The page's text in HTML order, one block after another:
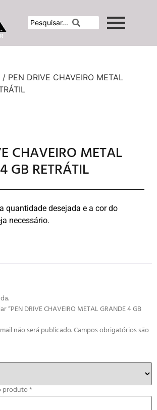
/ PEN DRIVE CHAVEIRO METAL
CHAVEIRO METAL
GB RETRÁTIL
quantidade desejada e a cor do
necessário.
“PEN DRIVE CHAVEIRO METAL GRANDE 4 GB
não será publicado.Campos obrigatórios são
produto*